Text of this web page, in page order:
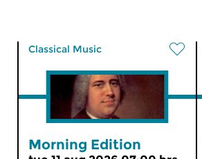
Classical Music
Morning Edition